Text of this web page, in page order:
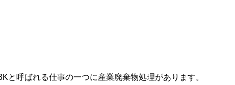
と呼ばれる仕事の一つに産業廃棄物処理があります。